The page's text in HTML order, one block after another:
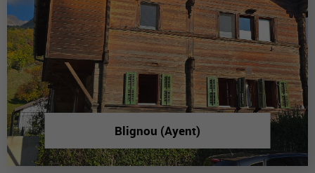
Blignou (Ayent)